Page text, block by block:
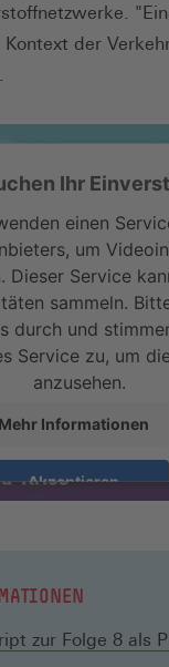
der
Ihr
einen
um
Dieser Service
sammeln.
durch und
Service zu, um
anzusehen.
Mehr Informationen
Akzeptieren
zur Folge 8 als